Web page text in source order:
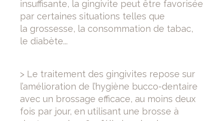
insuffisante, la gingivite peut être favorisée
par certaines situations telles que
la grossesse, la consommation de tabac,
le diabète...
> Le traitement des gingivites repose sur
l’amélioration de l’hygiène bucco-dentaire
avec un brossage efficace, au moins deux
fois par jour, en utilisant une brosse à